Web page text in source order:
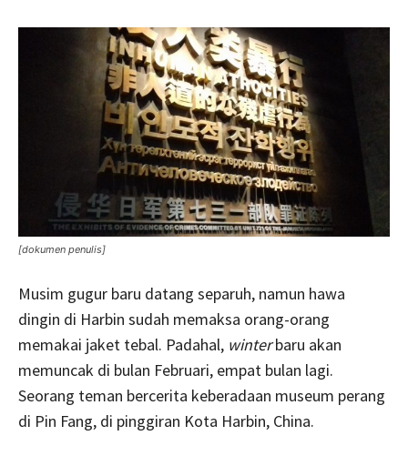
[dokumen penulis]
Musim gugur baru datang separuh, namun hawa
dingin di Harbin sudah memaksa orang-orang
memakai jaket tebal. Padahal, winterbaru akan
memuncak di bulan Februari, empat bulan lagi.
Seorang teman bercerita keberadaan museum perang
di Pin Fang, di pinggiran Kota Harbin, China.